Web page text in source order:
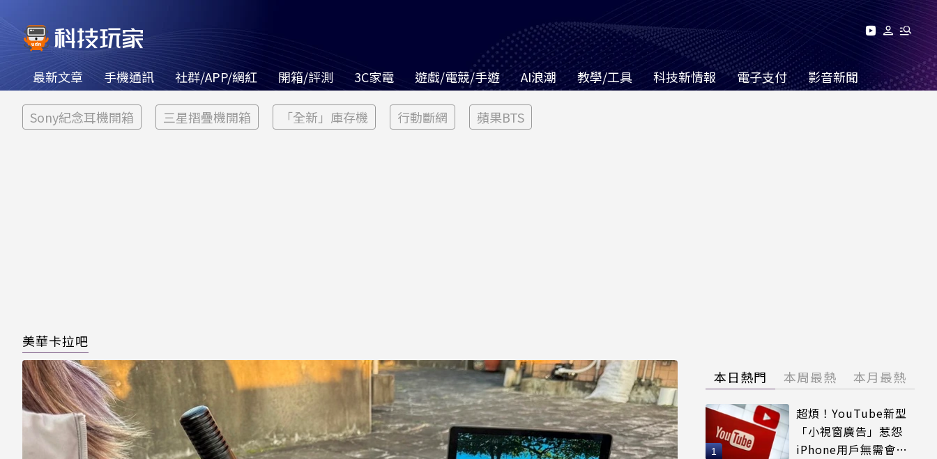
最新文章 手機通訊 社群/APP/網紅 開箱/評測 3C家電 遊戲/電競/手遊 AI浪潮 教學/工具 科技新情報 電子支付 影音新聞
Sony紀念耳機開箱 三星摺疊機開箱 「全新」庫存機 行動斷網 蘋果BTS
美華卡拉吧
本日熱門 本周最熱 本月最熱
超煩！YouTube新型
「小視窗廣告」惹怨
iPhone用戶無需會員